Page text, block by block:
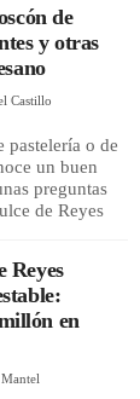
de
y otras
Castillo
pastelería o de
un buen
preguntas
de Reyes
Reyes
en